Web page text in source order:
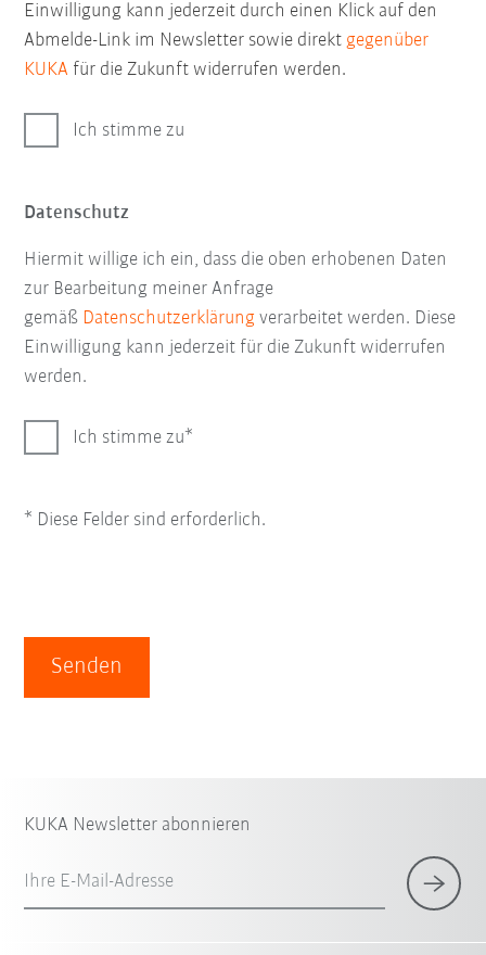
Einwilligung kann jederzeit durch einen Klick auf den
Abmelde-Link im Newsletter sowie direktgegenüber
KUKA für die Zukunft widerrufen werden.
Ich stimme zu
Datenschutz
Hiermit willige ich ein, dass die oben erhobenen Daten
zur Bearbeitung meiner Anfrage
gemäß Datenschutzerklärung verarbeitet werden. Diese
Einwilligung kann jederzeit für die Zukunft widerrufen
werden.
Ich stimme zu
* Diese Felder sind erforderlich.
Senden
KUKA Newsletter abonnieren
Ihre E-Mail-Adresse